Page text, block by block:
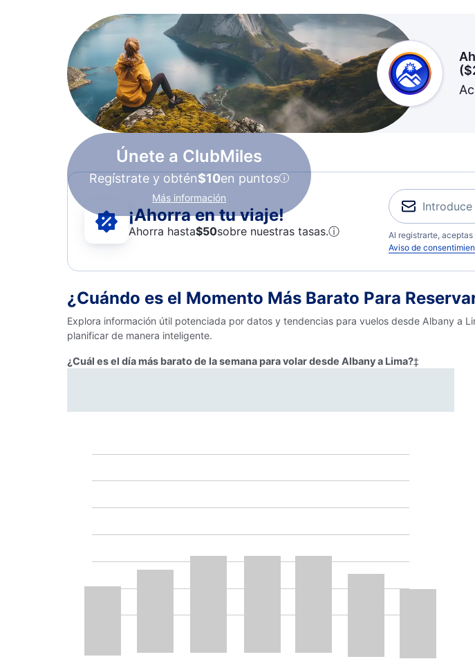
Únete a ClubMiles
Regístrate y obtén$10en puntos
Más información
(
¡Ahorra en tu viaje!
Ahorra hasta$50sobre nuestras tasas.ⓘ
Al registrarte,
Aviso de
¿Cuándo es el Momento Más Barato Para
Explora información útil potenciada por datos y tendencias para vuelos desde Albany a
planificar de manera inteligente.
¿Cuál es el día más barato de la semana para volar desde Albany a Lima?‡